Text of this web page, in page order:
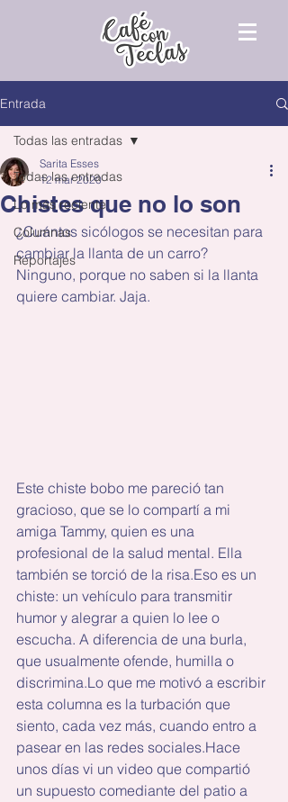
Entrada
Todas las entradas
Lo más reciente
Columnas
Reportajes
Todas las entradas
Chistes que no lo son
Sarita Esses
12 mar 2020
¿Cuántos sicólogos se necesitan para
cambiar la llanta de un carro?
Ninguno, porque no saben si la llanta
quiere cambiar. Jaja.
Este chiste bobo me pareció tan
gracioso, que se lo compartí a mi
amiga Tammy, quien es una
profesional de la salud mental. Ella
también se torció de la risa.Eso es un
chiste: un vehículo para transmitir
humor y alegrar a quien lo lee o
escucha. A diferencia de una burla,
que usualmente ofende, humilla o
discrimina.Lo que me motivó a escribir
esta columna es la turbación que
siento, cada vez más, cuando entro a
pasear en las redes sociales.Hace
unos días vi un video que compartió
un supuesto comediante del patio a